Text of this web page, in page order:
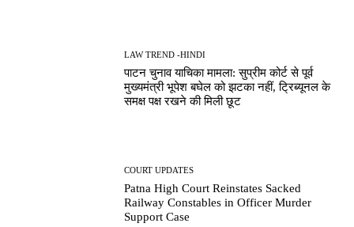
LAW TREND -HINDI
पाटन चुनाव याचिका मामला: सुप्रीम कोर्ट से पूर्व
मुख्यमंत्री भूपेश बघेल को झटका नहीं, ट्रिब्यूनल के
समक्ष पक्ष रखने की मिली छूट
COURT UPDATES
Patna High Court Reinstates Sacked
Railway Constables in Officer Murder
Support Case